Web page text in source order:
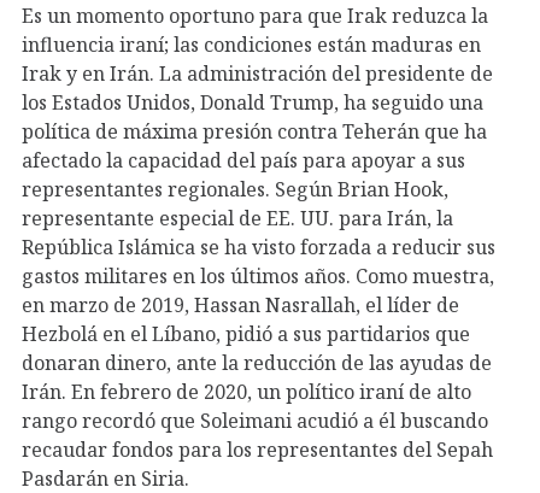
Es un momento oportuno para que Irak reduzca la
influencia iraní; las condiciones están maduras en
Irak y en Irán. La administración del presidente de
los Estados Unidos, Donald Trump, ha seguido una
política de máxima presión contra Teherán que ha
afectado la capacidad del país para apoyar a sus
representantes regionales. Según Brian Hook,
representante especial de EE. UU. para Irán, la
República Islámica se ha visto forzada a reducir sus
gastos militares en los últimos años. Como muestra,
en marzo de 2019, Hassan Nasrallah, el líder de
Hezbolá en el Líbano, pidió a sus partidarios que
donaran dinero, ante la reducción de las ayudas de
Irán. En febrero de 2020, un político iraní de alto
rango recordó que Soleimani acudió a él buscando
recaudar fondos para los representantes del Sepah
Pasdarán en Siria.